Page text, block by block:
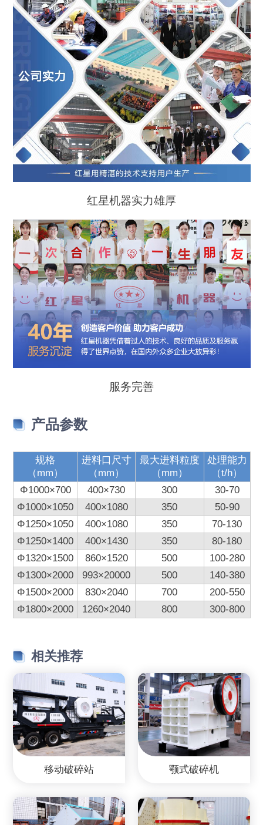
红星机器实力雄厚
服务完善
产品参数
规格
（mm）
进料口尺寸
（mm）
最大进料粒度
（mm）
处理能力
（t/h）
Φ1000×700
400×730 300
30-70
Φ1000×1050
400×1080 350
50-90
Φ1250×1050
400×1080 350
70-130
Φ1250×1400
400×1430 350
80-180
Φ1320×1500
860×1520 500
100-280
Φ1300×2000
993×20000 500
140-380
Φ1500×2000
830×2040 700
200-550
Φ1800×2000
1260×2040 800 300-800
相关推荐
移动破碎站 颚式破碎机